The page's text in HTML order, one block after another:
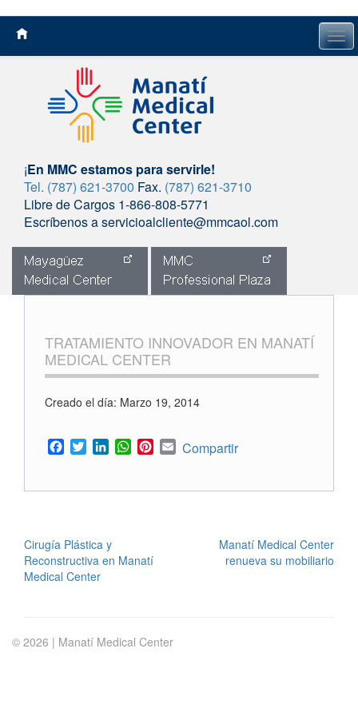
¡En MMC estamos para servirle!
Tel. (787) 621-3700 Fax. (787) 621-3710
Libre de Cargos 1-866-808-5771
Escríbenos a servicioalcliente@mmcaol.com
contentTRATAMIENTO INNOVADOR EN MANATÍ
MEDICAL CENTER
Creado el día: Marzo 19, 2014
Facebook
TwitterLinkedInWhatsApp
Pinterest
Email
Compartir
POST
NAVIGATION
Cirugía Plástica y
Reconstructiva en Manatí
Medical Center
Manatí Medical Center
renueva su mobiliario
© 2026 | Manatí Medical Center